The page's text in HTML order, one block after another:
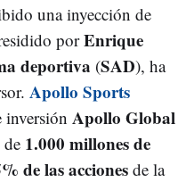
una inyección de
porEnrique
deportiva (SAD), ha
Apollo Sports
Apollo Global
de 1.000 millones de
de las accionesde la